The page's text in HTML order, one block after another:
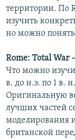
территории. По
изучить
но можно
Rome: Total War
Что можно
в. до н.э. по 1 в.
Оригинальную
лучших частей
моделирования
британской